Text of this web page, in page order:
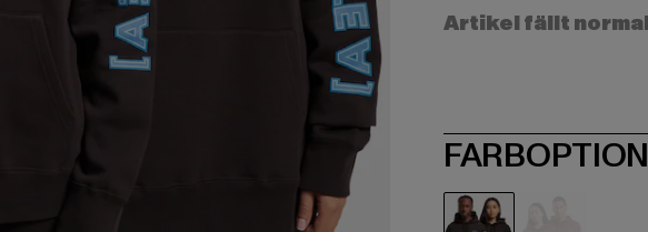
Artikel fällt